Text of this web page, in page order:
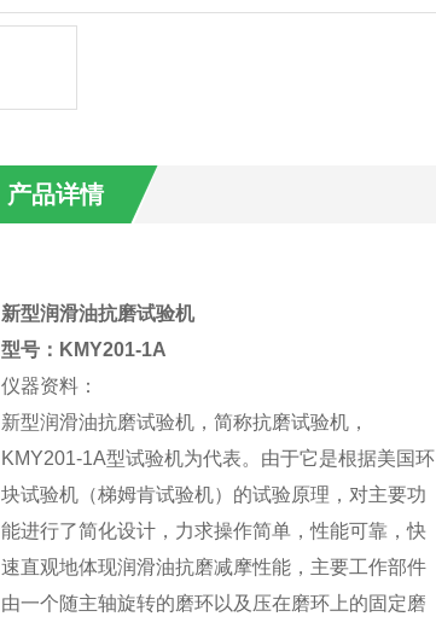
产品详情
新型润滑油抗磨试验机
型号：KMY201-1A
仪器资料：
新型润滑油抗磨试验机，简称抗磨试验机，
KMY201-1A型试验机为代表。由于它是根据美国环
块试验机（梯姆肯试验机）的试验原理，对主要功
能进行了简化设计，力求操作简单，性能可靠，快
速直观地体现润滑油抗磨减摩性能，主要工作部件
由一个随主轴旋转的磨环以及压在磨环上的固定磨